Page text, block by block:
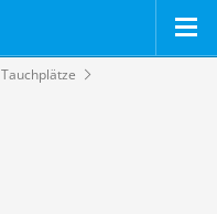
Tauchplätze